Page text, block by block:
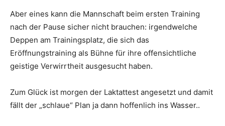
Aber eines kann die Mannschaft beim ersten Training
nach der Pause sicher nicht brauchen: irgendwelche
Deppen am Trainingsplatz, die sich das
Eröffnungstraining als Bühne für ihre offensichtliche
geistige Verwirrtheit ausgesucht haben.
Zum Glück ist morgen der Laktattest angesetzt und damit
fällt der „schlaue“ Plan ja dann hoffenlich ins Wasser..